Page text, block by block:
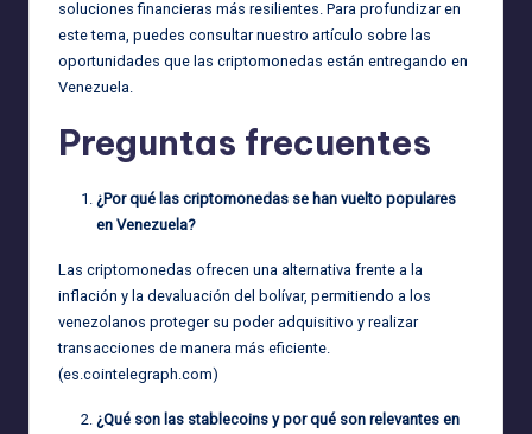
soluciones financieras más resilientes. Para profundizar en
este tema, puedes consultar nuestro artículo sobre las
oportunidades que las criptomonedas están entregando en
Venezuela
Preguntas frecuentes
¿Por qué las criptomonedas se han vuelto populares
en Venezuela?
Las criptomonedas ofrecen una alternativa frente a la
inflación y la devaluación del bolívar, permitiendo a los
venezolanos proteger su poder adquisitivo y realizar
transacciones de manera más eficiente.
(es.cointelegraph.com)
¿Qué son las stablecoins y por qué son relevantes en